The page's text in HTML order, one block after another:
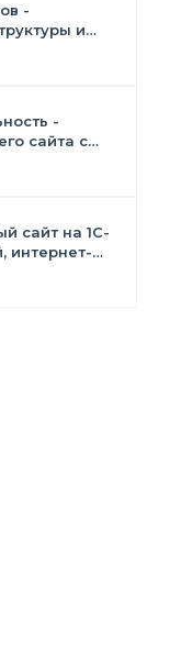
-
и
-
сайта с
сайт на 1C-
интернет-